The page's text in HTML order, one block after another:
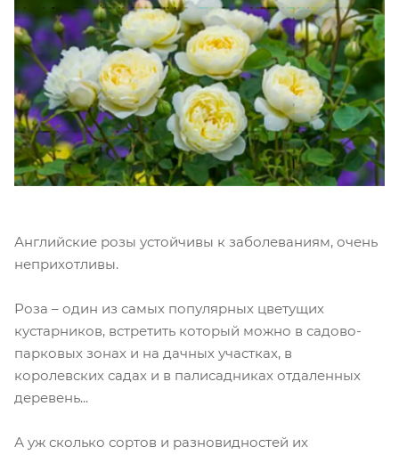
Английские розы устойчивы к заболеваниям, очень
неприхотливы.
Роза – один из самых популярных цветущих
кустарников, встретить который можно в садово-
парковых зонах и на дачных участках, в
королевских садах и в палисадниках отдаленных
деревень...
А уж сколько сортов и разновидностей их